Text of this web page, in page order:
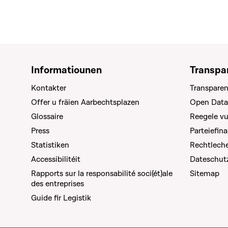
Informatiounen
Kontakter
Offer u fräien Aarbechtsplazen
Glossaire
Press
Statistiken
Accessibilitéit
Rapports sur la responsabilité soci(ét)ale
des entreprises
Guide fir Legistik
Open Data
Reegele
Sitemap